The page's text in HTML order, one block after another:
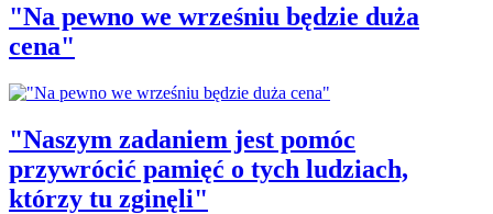
"Na pewno we wrześniu będzie duża
cena"
"Naszym zadaniem jest pomóc
przywrócić pamięć o tych ludziach,
którzy tu zginęli"